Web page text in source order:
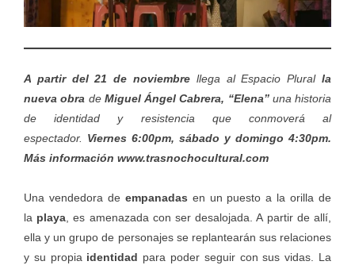
A partir del 21 de noviembre llega al Espacio Plural la
nueva obra de Miguel Ángel Cabrera, “Elena”una historia
de identidad y resistencia que conmoverá al
espectador. Viernes 6:00pm, sábado y domingo 4:30pm.
Más información www.trasnochocultural.com
Una vendedora de empanadas en un puesto a la orilla de
la playa , es amenazada con ser desalojada. A partir de allí,
ella y un grupo de personajes se replantearán sus relaciones
y su propia identidad para poder seguir con sus vidas. La